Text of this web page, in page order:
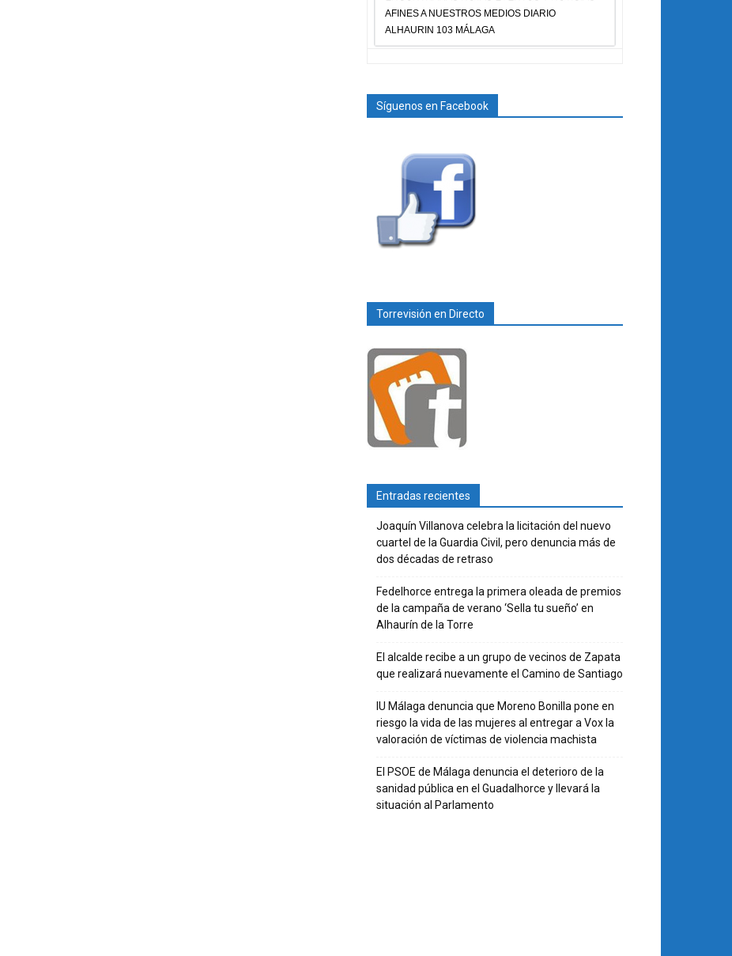
AFINES A NUESTROS MEDIOS DIARIO
ALHAURIN 103 MÁLAGA
Síguenos en Facebook
Torrevisión en Directo
Entradas recientes
Joaquín Villanova celebra la licitación del nuevo
cuartel de la Guardia Civil, pero denuncia más de
dos décadas de retraso
Fedelhorce entrega la primera oleada de premios
de la campaña de verano ‘Sella tu sueño’ en
Alhaurín de la Torre
El alcalde recibe a un grupo de vecinos de Zapata
que realizará nuevamente el Camino de Santiago
IU Málaga denuncia que Moreno Bonilla pone en
riesgo la vida de las mujeres al entregar a Vox la
valoración de víctimas de violencia machista
El PSOE de Málaga denuncia el deterioro de la
sanidad pública en el Guadalhorce y llevará la
situación al Parlamento